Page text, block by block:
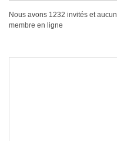
Nous avons 1232 invités et aucun
membre en ligne